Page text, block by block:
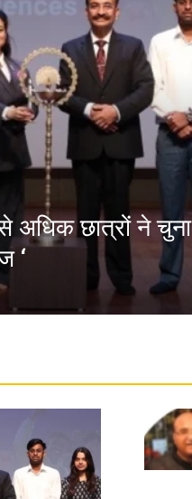
अधिक छात्रों ने चुना
‘